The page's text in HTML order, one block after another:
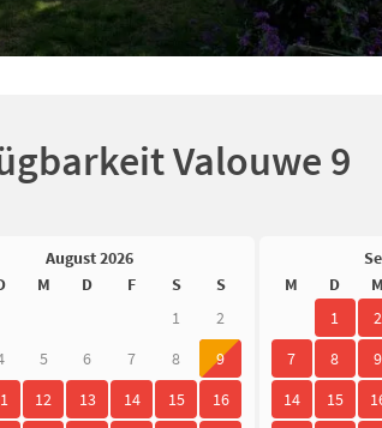
Valouwe 9
August 2026
M D F S
S
1
2
5 6 7 8
9
12 13 14 15
16
M
D M
1
2
7
8 9
14
15